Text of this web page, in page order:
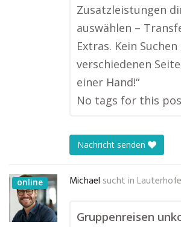
Zusatzleistungen
auswählen –
Extras. Kein
verschiedenen
einer Hand!“
No tags for this
Nachricht senden
online Michael sucht in
Gruppenreisen